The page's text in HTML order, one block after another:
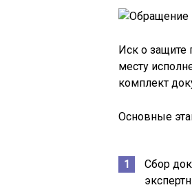
Иск о защите
месту
комплект
Основные
Сбор